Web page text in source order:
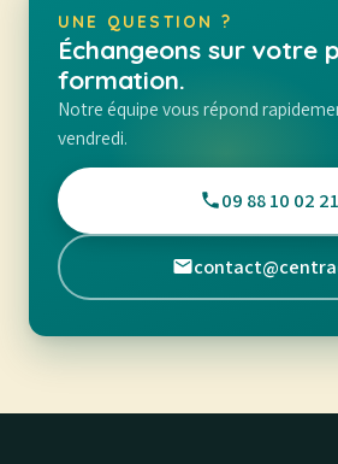
UNE QUESTION ?
Échangeons sur votre
formation.
Notre équipe vous répond
vendredi.
09 88 10 02 21